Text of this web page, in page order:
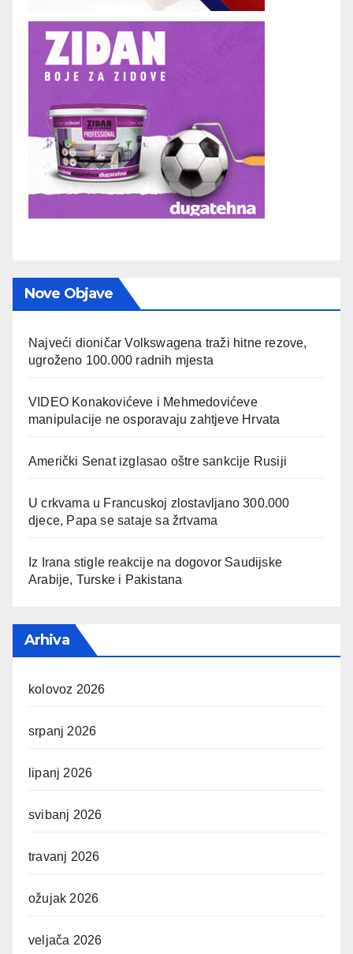
Nove Objave
Najveći dioničar Volkswagena traži hitne rezove,
ugroženo 100.000 radnih mjesta
VIDEO Konakovićeve i Mehmedovićeve
manipulacije ne osporavaju zahtjeve Hrvata
Američki Senat izglasao oštre sankcije Rusiji
U crkvama u Francuskoj zlostavljano 300.000
djece, Papa se sataje sa žrtvama
Iz Irana stigle reakcije na dogovor Saudijske
Arabije, Turske i Pakistana
Arhiva
kolovoz 2026
srpanj 2026
lipanj 2026
svibanj 2026
travanj 2026
ožujak 2026
veljača 2026